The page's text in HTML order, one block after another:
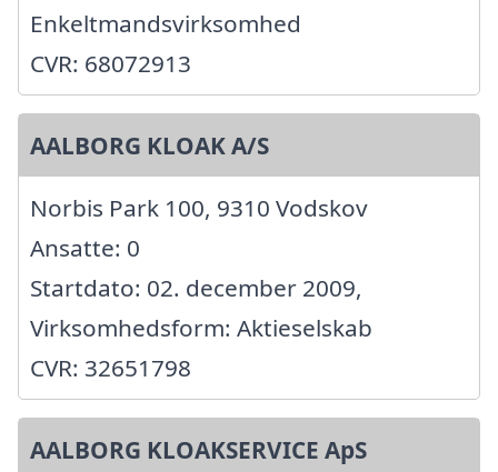
Enkeltmandsvirksomhed
CVR: 68072913
AALBORG KLOAK A/S
Norbis Park 100, 9310 Vodskov
Ansatte: 0
Startdato: 02. december 2009,
Virksomhedsform: Aktieselskab
CVR: 32651798
AALBORG KLOAKSERVICE ApS